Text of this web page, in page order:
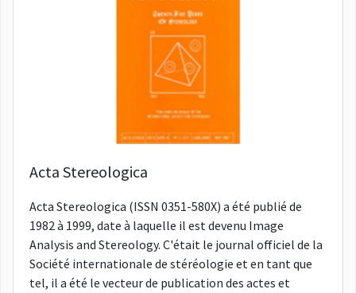
Acta Stereologica
Acta Stereologica (ISSN 0351-580X) a été publié de
1982 à 1999, date à laquelle il est devenu Image
Analysis and Stereology. C'était le journal officiel de la
Société internationale de stéréologie et en tant que
tel, il a été le vecteur de publication des actes et